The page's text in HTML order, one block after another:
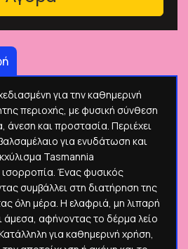
για την καθημερινή
περιοχής, με φυσική σύνθεση
άνεση και προστασία. Περιέχει
για ενυδάτωση και
Tasmannia
Ένας φυσικός
συμβάλλει στη διατήρηση της
όλη μέρα. Η ελαφριά, μη λιπαρή
αφήνοντας το δέρμα λείο
για καθημερινή χρήση,